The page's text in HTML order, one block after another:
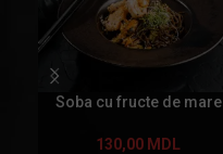
Soba cu fructe de mare
130,00 MDL